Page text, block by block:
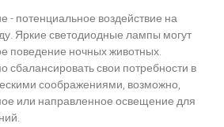
потенциальное воздействие на
Яркие светодиодные лампы могут
поведение ночных животных.
свои потребности в
соображениями, возможно,
или направленное освещение для